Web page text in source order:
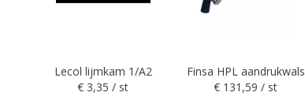
Lecol lijmkam 1/A2
€ 3,35 / st
Finsa HPL aandrukwals
€ 131,59 / st